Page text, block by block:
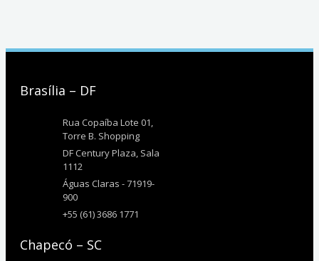
Brasília – DF
Rua Copaíba Lote 01,
Torre B. Shopping
DF Century Plaza, Sala
1112
Águas Claras - 71919-
900
+55 (61) 3686 1771
Chapecó – SC